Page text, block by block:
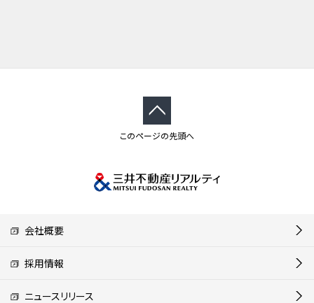
このページの先頭へ
会社概要
採用情報
ニュースリリース